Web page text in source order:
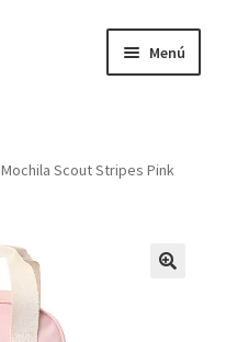
Menú
Mochila Scout Stripes Pink